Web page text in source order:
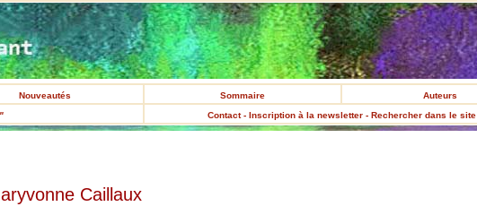
Nouveautés Sommaire
Auteurs
Contact - Inscription à la newsletter - Rechercher dans le site
Caillaux